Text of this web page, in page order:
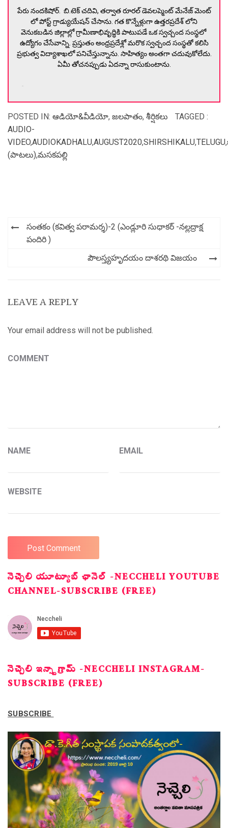
పేరు నందకిషోర్. బి.టెక్ చదివి, తర్వాత రూరల్ డెవలప్మెంట్ మేనేజ్ మెంట్
లో పోస్ట్ గ్రాడ్యుయేషన్ చేసాను. గత కొన్నేళ్లుగా ఉత్తరప్రదేశ్ లోని
వెనుకబడిన జిల్లాల్లో గ్రామీణాభివృద్ధికి పాటుపడే ఒక స్వచ్చంద సంస్థలో
ఉద్యోగం చేసేవాన్ని. ప్రస్తుతం అంధ్రప్రదేశ్లో మరొక స్వచ్చంద సంస్థతో కలిసి
ప్రభుత్వ విద్యాశాఖలో పనిచేస్తున్నాను. సాహిత్యం అంతగా చదువుకోలేదు.
ఏమీ తోచనప్పుడు ఏదన్నా రాసుకుంటాను.
-
POSTED IN: ఆడియో&వీడియో, జలపాతం, శీర్షికలు
TAGGED :
AUDIO-
VIDEO,AUDIOKADHALU,AUGUST2020,SHIRSHIKALU,TELUGU,
(పాటలు),మసకపల్లి
Post
navigation
సంతకం (కవిత్వ పరామర్శ)-2 (ఎండ్లూరి సుధాకర్ -నల్లద్రాక్ష
పందిరి )
పౌలస్త్యహృదయం దాశరథి విజయం
LEAVE A REPLY
Your email address will not be published.
COMMENT
NAME EMAIL
WEBSITE
నెచ్చెలి యూట్యూబ్ ఛానెల్ -NECCHELI YOUTUBE
CHANNEL-SUBSCRIBE (FREE)
నెచ్చెలి ఇన్స్టాగ్రామ్ -NECCHELI INSTAGRAM-
SUBSCRIBE (FREE)
SUBSCRIBE